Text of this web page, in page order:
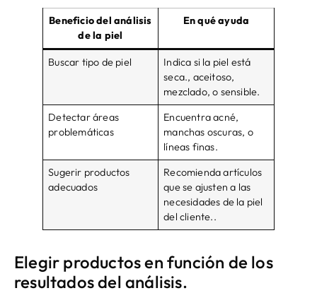
Beneficio del análisis
de la piel
En qué ayuda
Buscar tipo de piel
Indica si la piel está
seca., aceitoso,
mezclado, o sensible.
Detectar áreas
problemáticas
Encuentra acné,
manchas oscuras, o
líneas finas.
Sugerir productos
adecuados
Recomienda artículos
que se ajusten a las
necesidades de la piel
del cliente..
Elegir productos en función de los
resultados del análisis.